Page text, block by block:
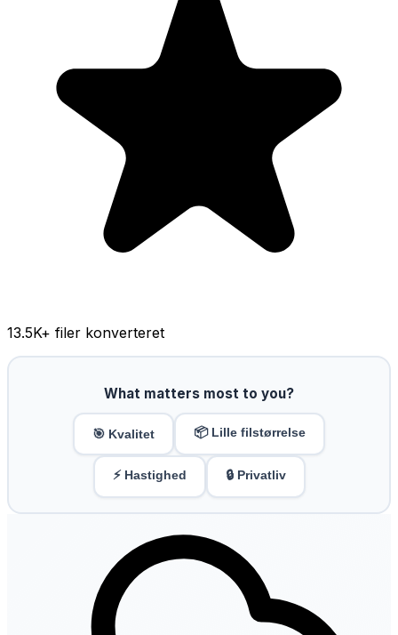
13.5K+ filer konverteret
What matters most to you?
🎯 Kvalitet 📦 Lille filstørrelse
⚡ Hastighed 🔒 Privatliv